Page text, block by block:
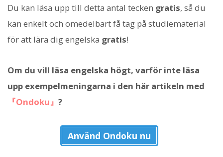
Du kan läsa upp till detta antal tecken gratis, så du
kan enkelt och omedelbart få tag på studiematerial
för att lära dig engelska gratis!
Om du vill läsa engelska högt, varför inte läsa
upp exempelmeningarna i den här artikeln med
『Ondoku』 ?
Använd Ondoku nu